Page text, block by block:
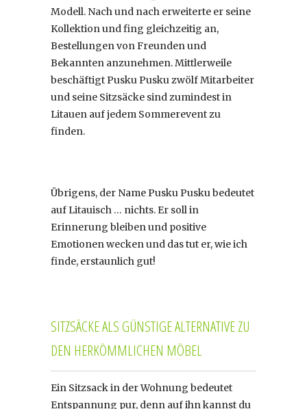
Modell. Nach und nach erweiterte er seine
Kollektion und fing gleichzeitig an,
Bestellungen von Freunden und
Bekannten anzunehmen. Mittlerweile
beschäftigt Pusku Pusku zwölf Mitarbeiter
und seine Sitzsäcke sind zumindest in
Litauen auf jedem Sommerevent zu
finden.
Übrigens, der Name Pusku Pusku bedeutet
auf Litauisch … nichts. Er soll in
Erinnerung bleiben und positive
Emotionen wecken und das tut er, wie ich
finde, erstaunlich gut!
SITZSÄCKE ALS GÜNSTIGE ALTERNATIVE ZU
DEN HERKÖMMLICHEN MÖBEL
Ein Sitzsack in der Wohnung bedeutet
Entspannung pur, denn auf ihn kannst du